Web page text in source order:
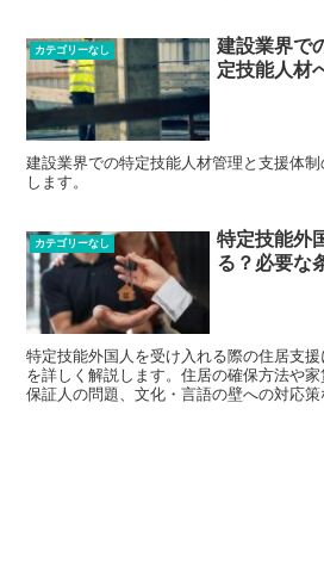
カテゴリーなし
建設業界で
定技能人材
建設業界での特定技能人材管理と支援体
します。
カテゴリーなし
特定技能外
る？必要な
特定技能外国人を受け入れる際の住居支
を詳しく解説します。住居の確保方法や家
保証人の問題、文化・言語の壁への対応